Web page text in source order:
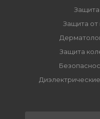
Защита
Защита от
Защита